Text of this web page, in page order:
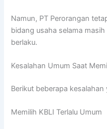
Namun, PT Perorangan
bidang usaha selama
berlaku.
Kesalahan Umum Saat
Berikut beberapa
Memilih KBLI Terlalu Umum